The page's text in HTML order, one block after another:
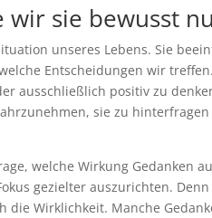
wir sie bewusst
unseres Lebens. Sie
Entscheidungen wir
ausschließlich positiv zu
sie zu
welche Wirkung Gedanken
gezielter auszurichten.
Wirklichkeit. Manche